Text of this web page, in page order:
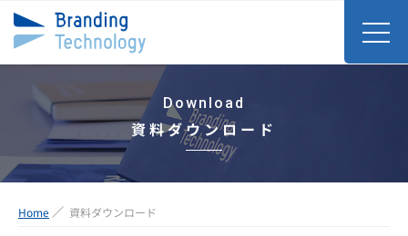
Download
資料ダウンロード
Home 資料ダウンロード